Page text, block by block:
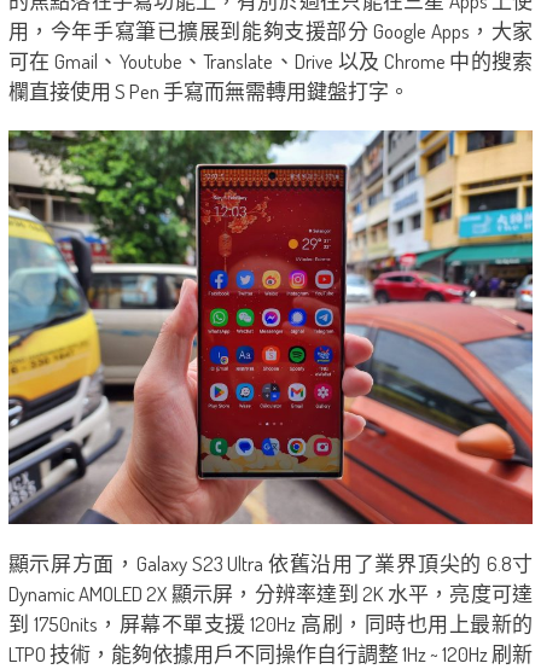
用，今年手寫筆已擴展到能夠支援部分 Google Apps，大家
可在 Gmail、Youtube、Translate、Drive 以及 Chrome 中的搜索
欄直接使用 S Pen 手寫而無需轉用鍵盤打字。
顯示屏方面，Galaxy S23 Ultra 依舊沿用了業界頂尖的 6.8寸
Dynamic AMOLED 2X 顯示屏，分辨率達到 2K 水平，亮度可達
到 1750nits，屏幕不單支援 120Hz 高刷，同時也用上最新的
LTPO 技術，能夠依據用戶不同操作自行調整 1Hz ~ 120Hz 刷新